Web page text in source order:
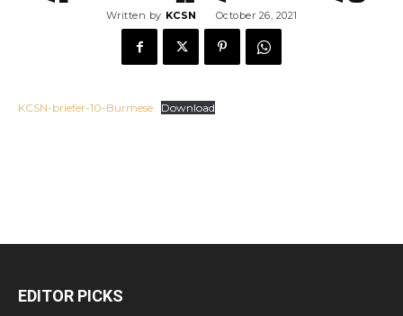
Written by KCSN October 26, 2021
KCSN-briefer-10-Burmese Download
EDITOR PICKS